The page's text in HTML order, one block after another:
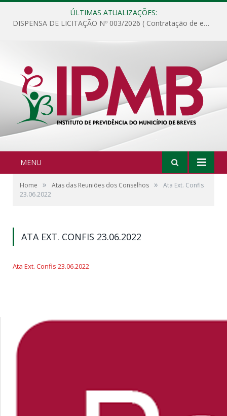
ÚLTIMAS ATUALIZAÇÕES:
DISPENSA DE LICITAÇÃO Nº 003/2026 ( Contratação de empresa para fornecimento de gêneros alimentícios não perecíveis, materiais de expediente, descartáveis, copa e cozinha, para análise e posterior publicação.)
MENU
Home » Atas das Reuniões dos Conselhos »
Ata Ext. Confis
23.06.2022
ATA EXT. CONFIS 23.06.2022
Ata Ext. Confis 23.06.2022